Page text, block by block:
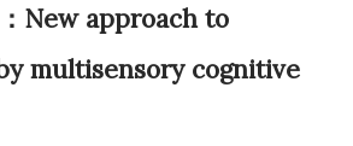
New approach to
multisensory cognitive